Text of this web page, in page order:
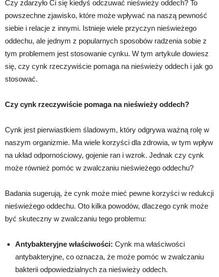
Czy zdarzyło Ci się kiedyś odczuwać nieświeży oddech? To
powszechne zjawisko, które może wpływać na naszą pewność
siebie i relacje z innymi. Istnieje wiele przyczyn nieświeżego
oddechu, ale jednym z popularnych sposobów radzenia sobie z
tym problemem jest stosowanie cynku. W tym artykule dowiesz
się, czy cynk rzeczywiście pomaga na nieświeży oddech i jak go
stosować.
Czy cynk rzeczywiście pomaga na nieświeży oddech?
Cynk jest pierwiastkiem śladowym, który odgrywa ważną rolę w
naszym organizmie. Ma wiele korzyści dla zdrowia, w tym wpływ
na układ odpornościowy, gojenie ran i wzrok. Jednak czy cynk
może również pomóc w zwalczaniu nieświeżego oddechu?
Badania sugerują, że cynk może mieć pewne korzyści w redukcji
nieświeżego oddechu. Oto kilka powodów, dlaczego cynk może
być skuteczny w zwalczaniu tego problemu:
Antybakteryjne właściwości: Cynk ma właściwości
antybakteryjne, co oznacza, że może pomóc w zwalczaniu
bakterii odpowiedzialnych za nieświeży oddech.